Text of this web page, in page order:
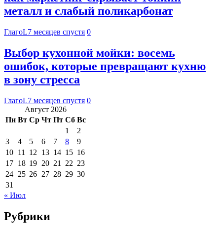
металл и слабый поликарбонат
ГлагоL7 месяцев спустя 0
Выбор кухонной мойки: восемь
ошибок, которые превращают кухню
в зону стресса
ГлагоL7 месяцев спустя 0
Август 2026
Пн Вт Ср Чт Пт Сб Вс
1
2
3
4 5 6 7 8
9
10 11 12 13 14 15 16
17 18 19 20 21 22 23
24 25 26 27 28 29 30
31
« Июл
Рубрики